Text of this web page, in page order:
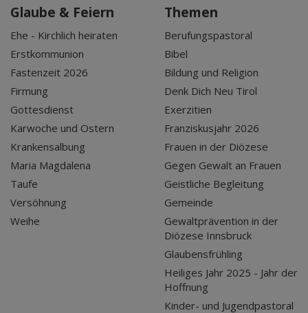
Glaube & Feiern
Ehe - Kirchlich heiraten
Erstkommunion
Fastenzeit 2026
Firmung
Gottesdienst
Karwoche und Ostern
Krankensalbung
Maria Magdalena
Taufe
Versöhnung
Weihe
Themen
Berufungspastoral
Bibel
Bildung und Religion
Denk Dich Neu Tirol
Exerzitien
Franziskusjahr 2026
Frauen in der Diözese
Gegen Gewalt an Frauen
Geistliche Begleitung
Gemeinde
Gewaltprävention in der
Diözese Innsbruck
Glaubensfrühling
Heiliges Jahr 2025 - Jahr der
Hoffnung
Kinder- und Jugendpastoral